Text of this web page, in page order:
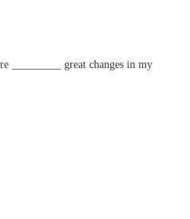
great changes in my